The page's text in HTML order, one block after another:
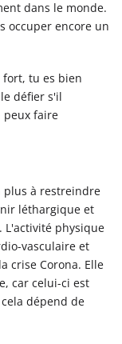
dans le monde.
occuper encore un
tu es bien
défier s'il
peux faire
plus à restreindre
léthargique et
L'activité physique
vasculaire et
crise Corona. Elle
car celui-ci est
dépend de